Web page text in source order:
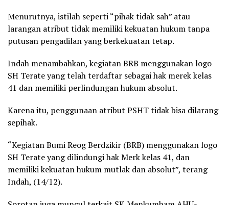
Menurutnya, istilah seperti “pihak tidak sah” atau
larangan atribut tidak memiliki kekuatan hukum tanpa
putusan pengadilan yang berkekuatan tetap.
Indah menambahkan, kegiatan BRB menggunakan logo
SH Terate yang telah terdaftar sebagai hak merek kelas
41 dan memiliki perlindungan hukum absolut.
Karena itu, penggunaan atribut PSHT tidak bisa dilarang
sepihak.
“Kegiatan Bumi Reog Berdzikir (BRB) menggunakan logo
SH Terate yang dilindungi hak Merk kelas 41, dan
memiliki kekuatan hukum mutlak dan absolut”, terang
Indah, (14/12).